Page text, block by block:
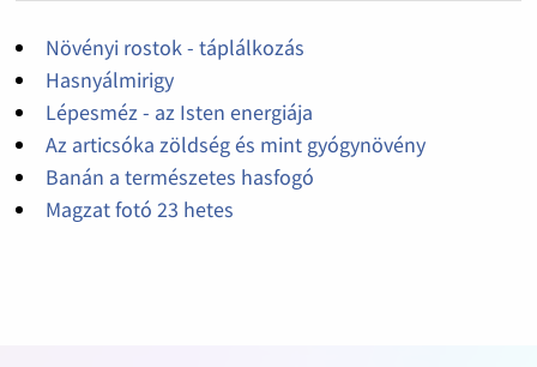
Növényi rostok - táplálkozás
Hasnyálmirigy
Lépesméz - az Isten energiája
Az articsóka zöldség és mint gyógynövény
Banán a természetes hasfogó
Magzat fotó 23 hetes